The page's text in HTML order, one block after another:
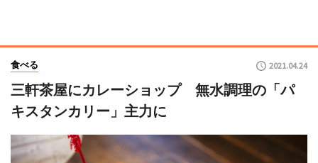
食べる 2021.04.24
三軒茶屋にカレーショップ 無水調理の「パ
キスタンカリー」主力に